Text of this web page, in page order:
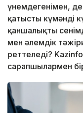
үнемдегенімен,
қатысты күмәнді
қаншалықты
мен әлемдік
реттеледі?
сарапшылармен